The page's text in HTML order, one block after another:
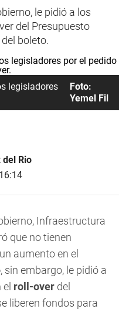
le pidió a los
del Presupuesto
boleto.
legisladores
Foto:
Yemel Fil
Rio
Infraestructura
que no tienen
aumento en el
, sin embargo, le pidió a
roll-over del
liberen fondos para